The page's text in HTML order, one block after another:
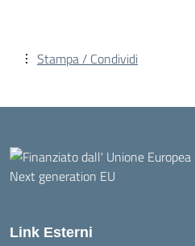
Stampa / Condividi
Link Esterni